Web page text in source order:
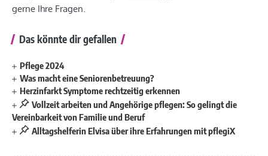
gerne Ihre Fragen.
Das könnte dir gefallen
Pflege 2024
Was macht eine Seniorenbetreuung?
Herzinfarkt Symptome rechtzeitig erkennen
Vollzeit arbeiten und Angehörige pflegen: So gelingt die
Vereinbarkeit von Familie und Beruf
Alltagshelferin Elvisa über ihre Erfahrungen mit pflegiX